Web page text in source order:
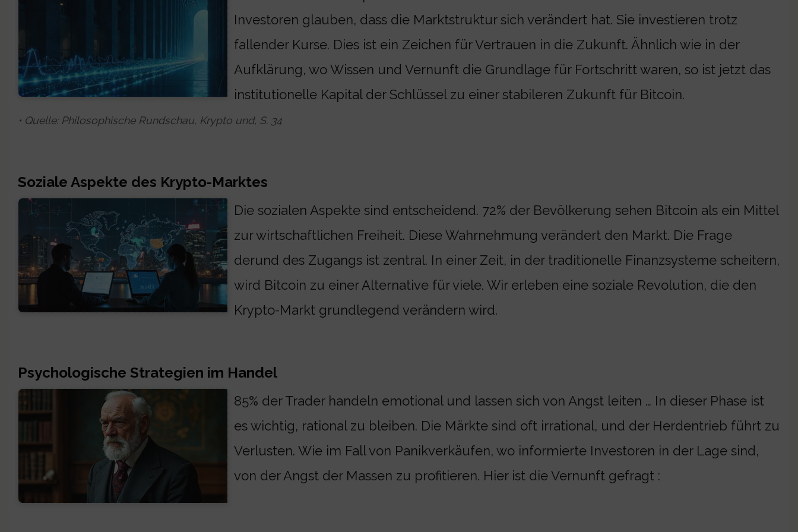
Investoren glauben, dass die Marktstruktur sich verändert hat. Sie investieren trotz
fallender Kurse. Dies ist ein Zeichen für Vertrauen in die Zukunft. Ähnlich wie in der
Aufklärung, wo Wissen und Vernunft die Grundlage für Fortschritt waren, so ist jetzt das
institutionelle Kapital der Schlüssel zu einer stabileren Zukunft für Bitcoin.
• Quelle: Philosophische Rundschau, Krypto und, S. 34
Soziale Aspekte des Krypto-Marktes
Die sozialen Aspekte sind entscheidend. 72% der Bevölkerung sehen Bitcoin als ein Mittel
zur wirtschaftlichen Freiheit. Diese Wahrnehmung verändert den Markt. Die Frage
derund des Zugangs ist zentral. In einer Zeit, in der traditionelle Finanzsysteme scheitern,
wird Bitcoin zu einer Alternative für viele. Wir erleben eine soziale Revolution, die den
Krypto-Markt grundlegend verändern wird.
Psychologische Strategien im Handel
85% der Trader handeln emotional und lassen sich von Angst leiten … In dieser Phase ist
es wichtig, rational zu bleiben. Die Märkte sind oft irrational, und der Herdentrieb führt zu
Verlusten. Wie im Fall von Panikverkäufen, wo informierte Investoren in der Lage sind,
von der Angst der Massen zu profitieren. Hier ist die Vernunft gefragt :